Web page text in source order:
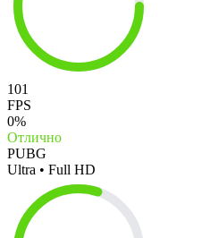
101
FPS
0%
Отлично
PUBG
Ultra • Full HD